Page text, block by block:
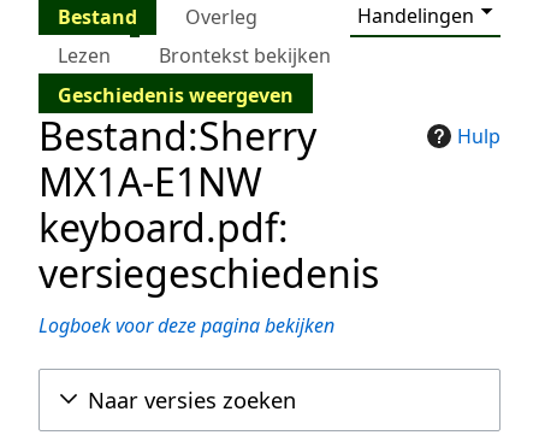
Bestand Overleg
Handelingen
Lezen
Brontekst bekijken
Geschiedenis weergeven
Hulp
Bestand:Sherry
MX1A-E1NW
keyboard.pdf:
versiegeschiedenis
Logboek voor deze pagina bekijken
Naar versies zoeken